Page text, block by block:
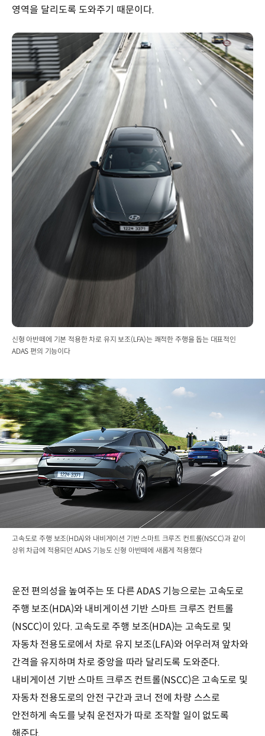
영역을 달리도록 도와주기 때문이다.
신형 아반떼에 기본 적용한 차로 유지 보조(LFA)는 쾌적한 주행을 돕는 대표적인
ADAS 편의 기능이다
고속도로 주행 보조(HDA)와 내비게이션 기반 스마트 크루즈 컨트롤(NSCC)과 같이
상위 차급에 적용되던 ADAS 기능도 신형 아반떼에 새롭게 적용했다
운전 편의성을 높여주는 또 다른 ADAS 기능으로는 고속도로
주행 보조(HDA)와 내비게이션 기반 스마트 크루즈 컨트롤
(NSCC)이 있다. 고속도로 주행 보조(HDA)는 고속도로 및
자동차 전용도로에서 차로 유지 보조(LFA)와 어우러져 앞차와
간격을 유지하며 차로 중앙을 따라 달리도록 도와준다.
내비게이션 기반 스마트 크루즈 컨트롤(NSCC)은 고속도로 및
자동차 전용도로의 안전 구간과 코너 전에 차량 스스로
안전하게 속도를 낮춰 운전자가 따로 조작할 일이 없도록
해준다.